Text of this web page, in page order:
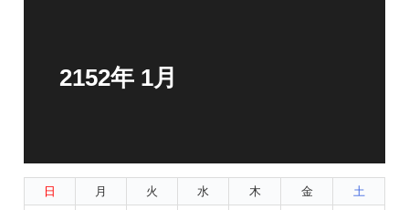
2152年 1月
日 月 火 水 木 金
土